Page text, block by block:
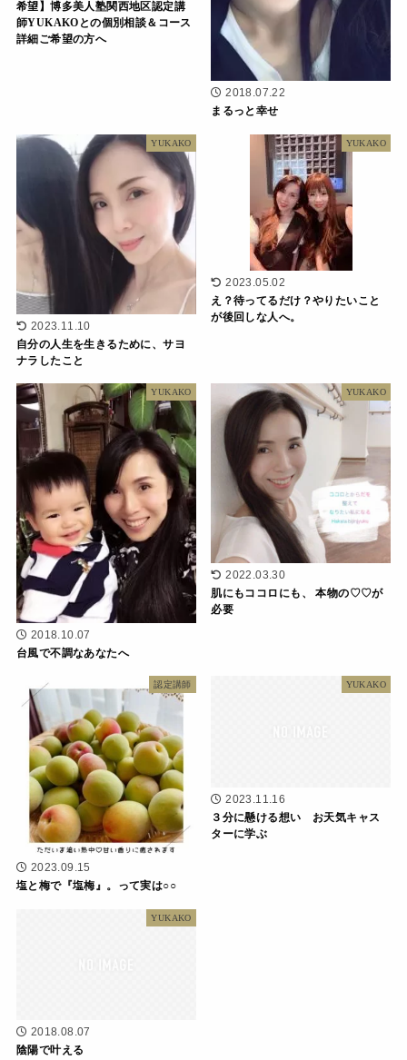
希望】博多美人塾関西地区認定講
師YUKAKOとの個別相談＆コース
詳細ご希望の方へ
2018.07.22
まるっと幸せ
YUKAKO
2023.11.10
自分の人生を生きるために、サヨ
ナラしたこと
YUKAKO
2023.05.02
え？待ってるだけ？やりたいこと
が後回しな人へ。
YUKAKO
2018.10.07
台風で不調なあなたへ
YUKAKO
2022.03.30
肌にもココロにも、 本物の♡♡が
必要
認定講師
2023.09.15
塩と梅で『塩梅』。って実は○○
YUKAKO
2023.11.16
３分に懸ける想い お天気キャス
ターに学ぶ
YUKAKO
2018.08.07
陰陽で叶える